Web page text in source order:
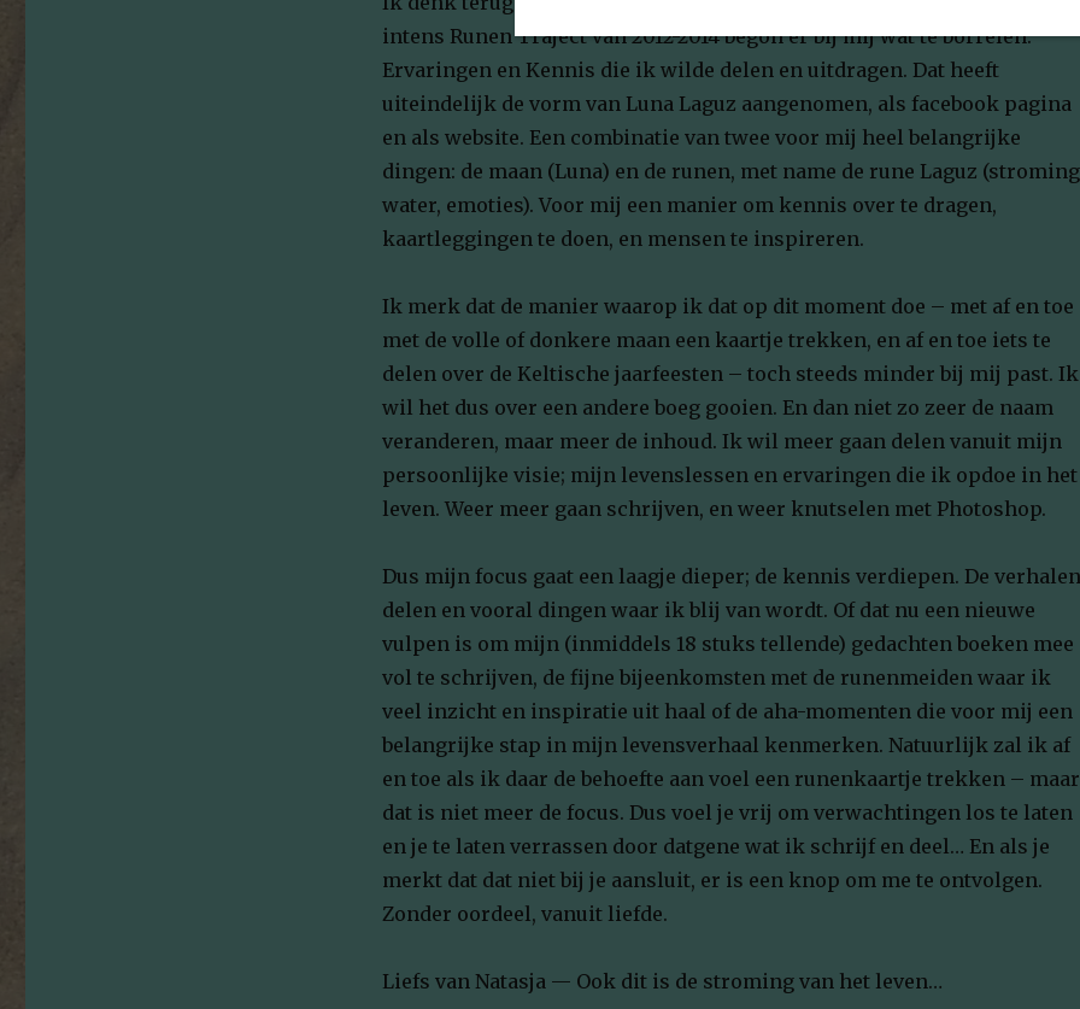
intens Runen Traject van 2012-2014 begon er bij mij wat te borrelen.
Ervaringen en Kennis die ik wilde delen en uitdragen. Dat heeft
uiteindelijk de vorm van Luna Laguz aangenomen, als facebook pagina
en als website. Een combinatie van twee voor mij heel belangrijke
dingen: de maan (Luna) en de runen, met name de rune Laguz
water, emoties). Voor mij een manier om kennis over te dragen,
kaartleggingen te doen, en mensen te inspireren.
Ik merk dat de manier waarop ik dat op dit moment doe – met af en toe
met de volle of donkere maan een kaartje trekken, en af en toe iets te
delen over de Keltische jaarfeesten – toch steeds minder bij mij past. Ik
wil het dus over een andere boeg gooien. En dan niet zo zeer de naam
veranderen, maar meer de inhoud. Ik wil meer gaan delen vanuit mijn
persoonlijke visie; mijn levenslessen en ervaringen die ik opdoe in het
leven. Weer meer gaan schrijven, en weer knutselen met Photoshop.
Dus mijn focus gaat een laagje dieper; de kennis verdiepen. De verhalen
delen en vooral dingen waar ik blij van wordt. Of dat nu een nieuwe
vulpen is om mijn (inmiddels 18 stuks tellende) gedachten boeken mee
vol te schrijven, de fijne bijeenkomsten met de runenmeiden waar ik
veel inzicht en inspiratie uit haal of de aha-momenten die voor mij een
belangrijke stap in mijn levensverhaal kenmerken. Natuurlijk zal ik af
en toe als ik daar de behoefte aan voel een runenkaartje trekken – maar
dat is niet meer de focus. Dus voel je vrij om verwachtingen los te laten
en je te laten verrassen door datgene wat ik schrijf en deel… En als je
merkt dat dat niet bij je aansluit, er is een knop om me te ontvolgen.
Zonder oordeel, vanuit liefde.
Liefs van Natasja — Ook dit is de stroming van het leven…